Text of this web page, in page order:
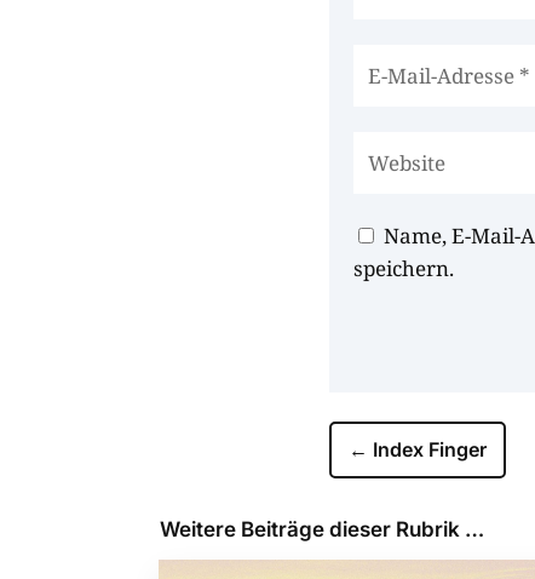
Name, E-Mail-
speichern.
← Index Finger
Weitere Beiträge dieser Rubrik …